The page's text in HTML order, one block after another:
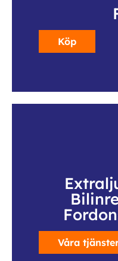
Köp
Våra